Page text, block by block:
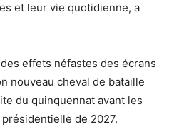
et leur vie quotidienne, a
effets néfastes des écrans
nouveau cheval de bataille
du quinquennat avant les
de 2027.